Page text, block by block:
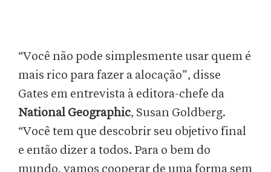
“Você não pode simplesmente usar quem é
mais rico para fazer a alocação”, disse
Gates em entrevista à editora-chefe da
National Geographic, Susan Goldberg.
“Você tem que descobrir seu objetivo final
e então dizer a todos. Para o bem do
mundo, vamos cooperar de uma forma sem